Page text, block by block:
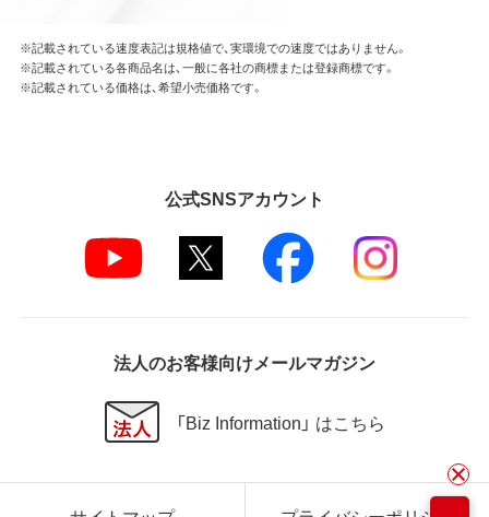
※記載されている速度表記は規格値で、実環境での速度ではありません。
※記載されている各商品名は、一般に各社の商標または登録商標です。
※記載されている価格は、希望小売価格です。
公式SNSアカウント
法人のお客様向けメールマガジン
「Biz Information」 はこちら